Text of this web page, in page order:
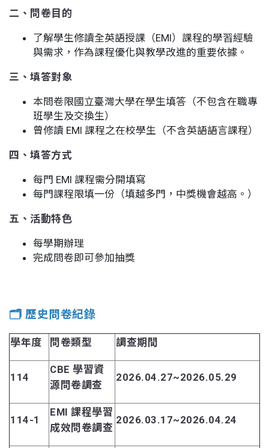
二、問卷目的
了解學生修讀全英語授課（EMI）課程的學習經驗
與需求，作為課程優化與教學改進的重要依據。
三、填答對象
本問卷限國立臺灣大學在學生填答（不包含在職專
班學生及交換生）
曾修讀 EMI 課程之在校學生（不含英語語言課程）
四、填答方式
每門 EMI 課程需分開填寫
每門課程限填一份（填越多門，中獎機會越高。）
五、活動特色
每學期辦理
完成問卷即可參加抽獎
🗂️ 歷史問卷紀錄
學年度 問卷類型 調查期間
114
CBE 學習資
源問卷調查
2026.04.27~2026.05.29
114-1
EMI 課程學習
成效問卷調查
2026.03.17~2026.04.24